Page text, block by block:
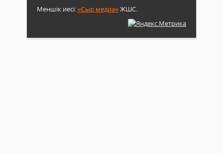
Меншік иесі:«Сыр медиа»ЖШС.